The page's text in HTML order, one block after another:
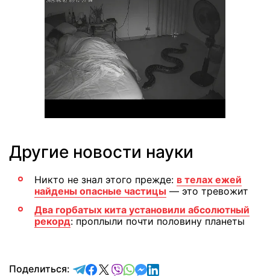
Другие новости науки
Никто не знал этого прежде: в телах ежей
найдены опасные частицы — это тревожит
Два горбатых кита установили абсолютный
рекорд: проплыли почти половину планеты
Поделиться: отправить в Telegram
поделиться в Facebook
поделиться в X
отправить в Viber
отправить в Whatsapp
отправить в Messenger
отправить в LinkedIn